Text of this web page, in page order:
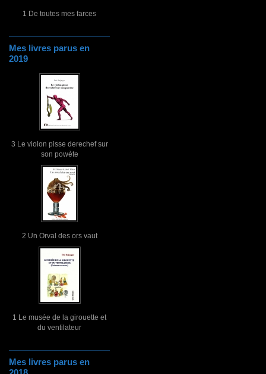
1 De toutes mes farces
Mes livres parus en
2019
3 Le violon pisse derechef sur
son powète
2 Un Orval des ors vaut
1 Le musée de la girouette et
du ventilateur
Mes livres parus en